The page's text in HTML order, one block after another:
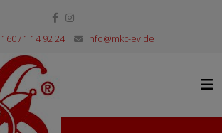
/ 1 14 92 24 info@mkc-ev.de